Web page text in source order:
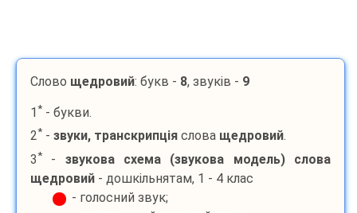
Слово щедровий: букв - 8, звуків - 9
1 * - букви.
2* - звуки, транскрипція слова щедровий.
3* - звукова схема (звукова модель) слова
щедровий - дошкільнятам, 1 - 4 клас
- голосний звук;